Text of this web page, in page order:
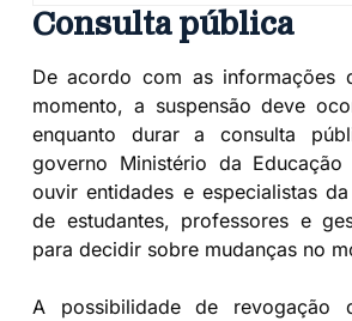
Consulta pública
De acordo com as informações
momento, a suspensão deve
enquanto durar a consulta
governo Ministério da
ouvir entidades e especialistas
de estudantes, professores e
para decidir sobre mudanças no
A possibilidade de revogação